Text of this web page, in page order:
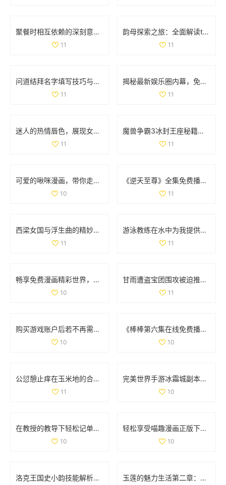
聚餐时相互依赖的深刻意义与人际关系探讨
11
韵母探索之旅：全面解读t系列102章的音韵奥秘
11
问道结拜名字填写技巧与注意事项详解
11
揭秘最新娱乐圈内幕，免费获取吃瓜爆料精彩内容
11
迷人的热情唇色，展现女性独特韵味与魅力
11
魔兽争霸3冰封王座秘籍全解析，助你轻松通关游戏
11
可爱的啾咪漫画，带你走进奇幻的二次元世界
10
《逆天至尊》全集免费播放，尽享精彩剧情和热血冒险之旅
11
西梁女国与浮生曲的精妙连接与创作过程探讨
11
游泳教练在水中为我提供专业指导的精彩瞬间
11
畅享免费漫画精彩世界，轻松进入漫漫漫画入口页面
10
甘雨遭盗宝团围攻被迫推离现场 引发网友热议
11
购买游戏账户后若不再需要，是否可以申请退款
10
《棒棒第六集在线免费播放方法分享与观看体验》
10
公愆憩止痒在玉米地的合法性解析与相关问题探讨
11
完美世界手游冰霜城副本高效通关技巧全面解析攻略
10
在教授的教导下轻松记单词的趣味电影推荐
10
轻松享受喵趣漫画正版下载，探索猫咪世界的乐趣
10
洛克王国史小韵技能解析与专属技能全面解读 玉莲的魅力生活第二章：探索爱情与激情的旅程